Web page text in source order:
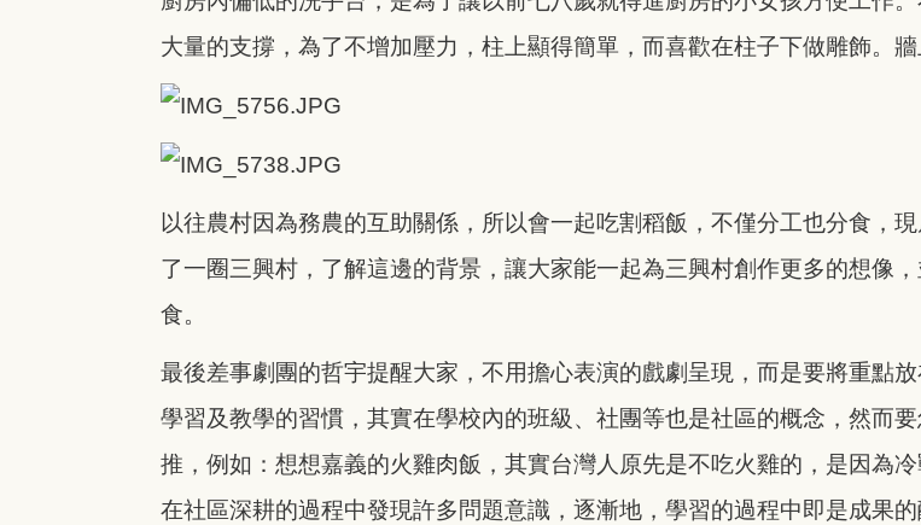
大量的支撐，為了不增加壓力，柱上顯得簡單，而喜歡在柱子下做雕飾。牆
以往農村因為務農的互助關係，所以會一起吃割稻飯，不僅分工也分食，
了一圈三興村，了解這邊的背景，讓大家能一起為三興村創作更多的想像
食。
最後差事劇團的哲宇提醒大家，不用擔心表演的戲劇呈現，而是要將重點
學習及教學的習慣，其實在學校內的班級、社團等也是社區的概念，然而
推，例如：想想嘉義的火雞肉飯，其實台灣人原先是不吃火雞的，是因為
在社區深耕的過程中發現許多問題意識，逐漸地，學習的過程中即是成果的